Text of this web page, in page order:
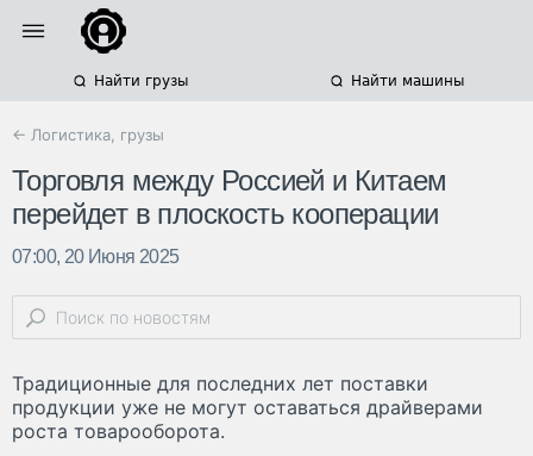
Найти грузы Найти машины
← Логистика, грузы
Торговля между Россией и Китаем
перейдет в плоскость кооперации
07:00, 20 Июня 2025
Традиционные для последних лет поставки
продукции уже не могут оставаться драйверами
роста товарооборота.